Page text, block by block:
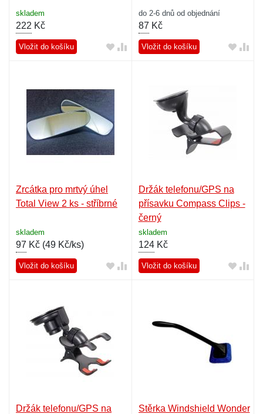
skladem
222 Kč
Vložit do košíku
do 2-6 dnů od objednání
87 Kč
Vložit do košíku
Zrcátka pro mrtvý úhel
Total View 2 ks - stříbrné
skladem
97 Kč (49 Kč/ks)
Vložit do košíku
Držák telefonu/GPS na
přísavku Compass Clips -
černý
skladem
124Kč
Vložit do košíku
Držák telefonu/GPS na
Stěrka Windshield Wonder